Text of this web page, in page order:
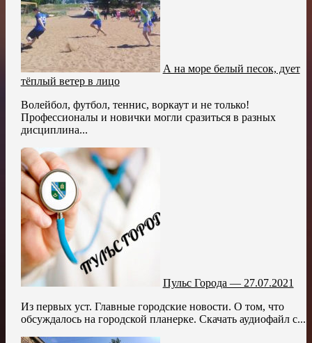
А на море белый песок, дует
тёплый ветер в лицо
Волейбол, футбол, теннис, воркаут и не только!
Профессионалы и новички могли сразиться в разных
дисциплина...
Пульс Города — 27.07.2021
Из первых уст. Главные городские новости. О том, что
обсуждалось на городской планерке. Скачать аудиофайл с...